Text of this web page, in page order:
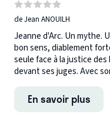
de Jean ANOUILH
Jeanne d'Arc. Un mythe.
bon sens, diablement
seule face à la justice
devant ses juges. Avec
En savoir plus